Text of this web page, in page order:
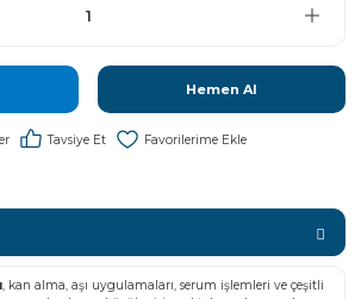
Hemen Al
Tavsiye Et
, kan alma, aşı uygulamaları, serum işlemleri ve çeşitli